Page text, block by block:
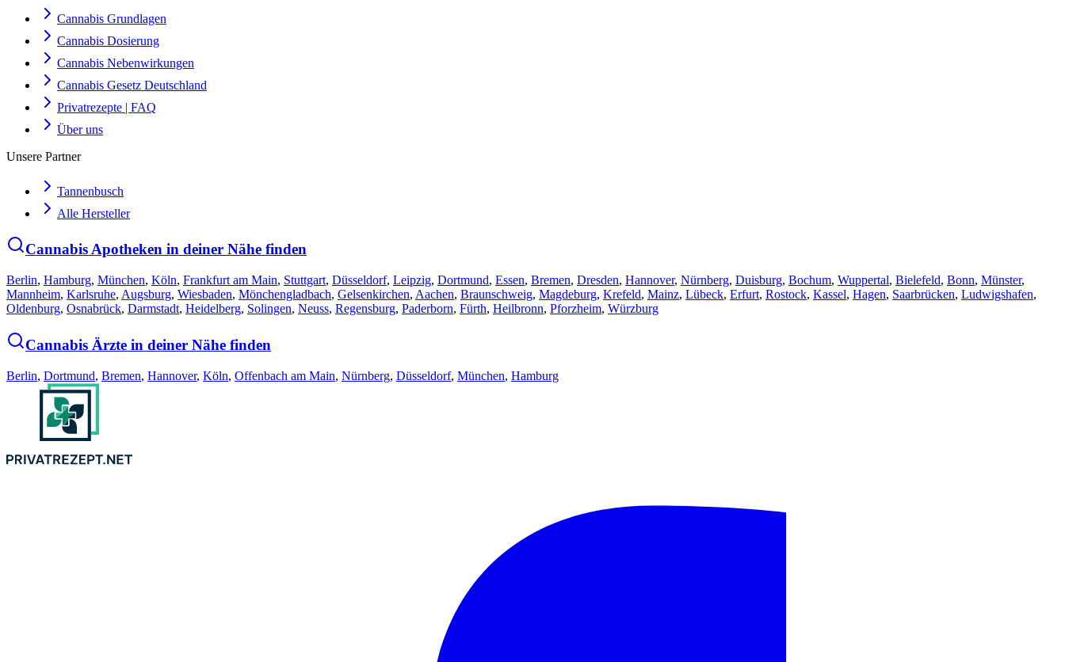
Cannabis Grundlagen
Cannabis Dosierung
Cannabis Nebenwirkungen
Cannabis Gesetz Deutschland
Privatrezepte | FAQ
Über uns
Unsere Partner
Tannenbusch
Alle Hersteller
Cannabis Apotheken in deiner Nähe finden
Berlin, Hamburg, München, Köln, Frankfurt am Main, Stuttgart, Düsseldorf, Leipzig, Dortmund, Essen, Bremen, Dresden, Hannover, Nürnberg, Duisburg, Bochum, Wuppertal, Bielefeld, Bonn, Münster,
Mannheim, Karlsruhe, Augsburg, Wiesbaden, Mönchengladbach, Gelsenkirchen, Aachen, Braunschweig, Magdeburg, Krefeld, Mainz, Lübeck, Erfurt, Rostock, Kassel, Hagen, Saarbrücken, Ludwigshafen,
Oldenburg, Osnabrück, Darmstadt, Heidelberg, Solingen, Neuss, Regensburg, Paderborn, Fürth, Heilbronn, Pforzheim, Würzburg
Cannabis Ärzte in deiner Nähe finden
Berlin, Dortmund, Bremen, Hannover, Köln, Offenbach am Main, Nürnberg, Düsseldorf, München, Hamburg